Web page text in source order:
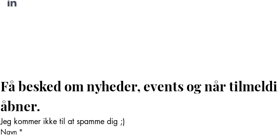
Få besked om nyheder, events og når
Jeg kommer ikke til at spamme dig ;)
Navn *